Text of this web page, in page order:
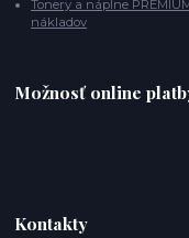
Tonery a náplne
nákladov
Možnosť online
Kontakty